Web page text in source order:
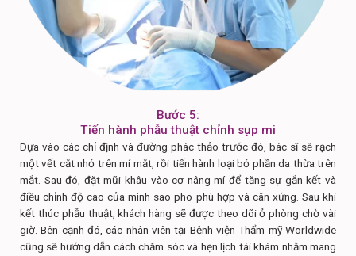
Bước 5:
Tiến hành phẫu thuật chỉnh sụp mi
Dựa vào các chỉ định và đường phác thảo trước đó, bác sĩ sẽ rạch
một vết cắt nhỏ trên mí mắt, rồi tiến hành loại bỏ phần da thừa trên
mắt. Sau đó, đặt mũi khâu vào cơ nâng mí để tăng sự gắn kết và
điều chỉnh độ cao của mình sao pho phù hợp và cân xứng. Sau khi
kết thúc phẫu thuật, khách hàng sẽ được theo dõi ở phòng chờ vài
giờ. Bên cạnh đó, các nhân viên tại Bệnh viện Thẩm mỹ Worldwide
cũng sẽ hướng dẫn cách chăm sóc và hẹn lịch tái khám nhằm mang